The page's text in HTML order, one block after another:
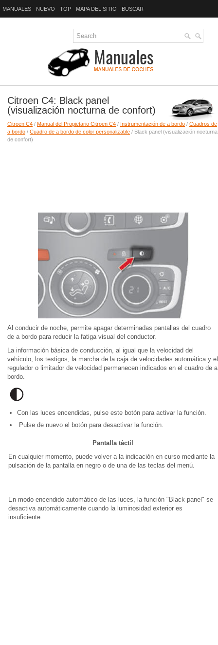
MANUALES NUEVO TOP MAPA DEL SITIO BUSCAR
Citroen C4: Black panel
(visualización nocturna de confort)
Citroen C4 / Manual del Propietario Citroen C4 / Instrumentación de a bordo / Cuadros de
a bordo / Cuadro de a bordo de color personalizable / Black panel (visualización nocturna
de confort)
Al conducir de noche, permite apagar determinadas pantallas del cuadro
de a bordo para reducir la fatiga visual del conductor.
La información básica de conducción, al igual que la velocidad del
vehículo, los testigos, la marcha de la caja de velocidades automática y el
regulador o limitador de velocidad permanecen indicados en el cuadro de a
bordo.
Con las luces encendidas, pulse este botón para activar la función.
Pulse de nuevo el botón para desactivar la función.
Pantalla táctil
En cualquier momento, puede volver a la indicación en curso mediante la
pulsación de la pantalla en negro o de una de las teclas del menú.
En modo encendido automático de las luces, la función "Black panel" se
desactiva automáticamente cuando la luminosidad exterior es
insuficiente.